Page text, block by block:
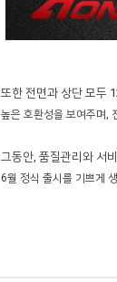
또한 전면과 상단 모두
높은 호환성을 보여주며,
그동안, 품질관리와 서
6월 정식 출시를 기쁘게